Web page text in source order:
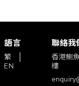
語言
繁
EN
聯絡我
香港鰂
樓